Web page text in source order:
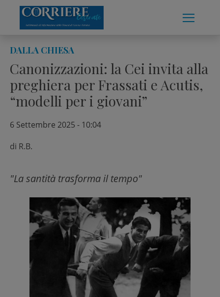
content
DALLA CHIESA
Canonizzazioni: la Cei invita alla
preghiera per Frassati e Acutis,
“modelli per i giovani”
6 Settembre 2025 - 10:04
di R.B.
"La santità trasforma il tempo"